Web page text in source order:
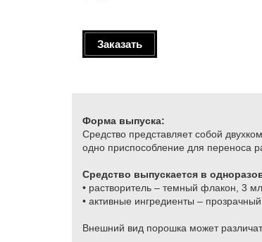
Заказать
Форма выпуска:
​Средство представляет собой
одно приспособление для переноса
Средство выпускается в
• растворитель – темный флакон, 3
• активные ингредиенты –
Внешний вид порошка может